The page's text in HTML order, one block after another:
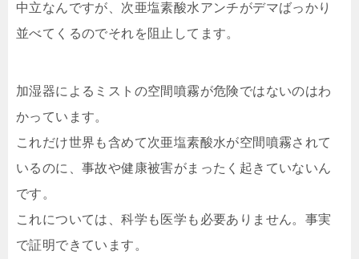
中立なんですが、次亜塩素酸水アンチがデマばっかり
並べてくるのでそれを阻止してます。
加湿器によるミストの空間噴霧が危険ではないのはわ
かっています。
これだけ世界も含めて次亜塩素酸水が空間噴霧されて
いるのに、事故や健康被害がまったく起きていないん
です。
これについては、科学も医学も必要ありません。事実
で証明できています。